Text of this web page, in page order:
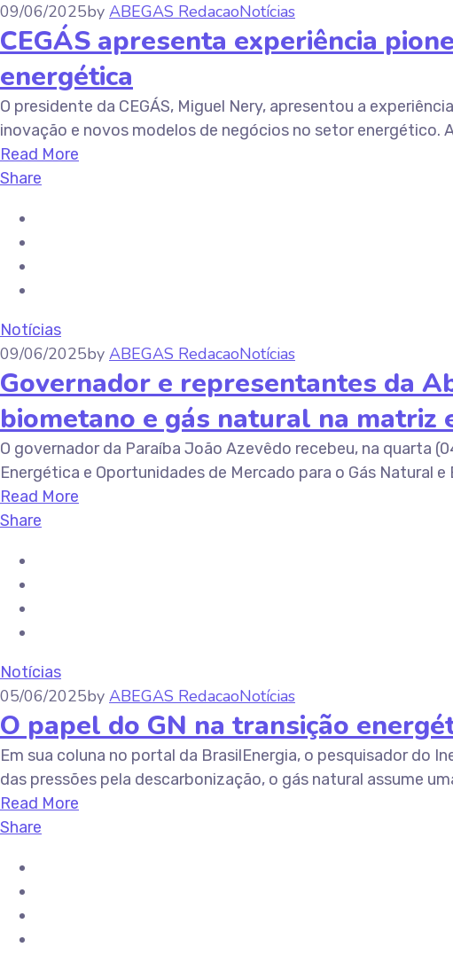
09/06/2025by ABEGAS RedacaoNotícias
CEGÁS apresenta experiência
energética
O presidente da CEGÁS, Miguel Nery, apresentou a
inovação e novos modelos de negócios no setor energético.
Read More
Share
Notícias
09/06/2025by ABEGAS RedacaoNotícias
Governador e representantes da
biometano e gás natural na matriz
O governador da Paraíba João Azevêdo recebeu, na quarta
Energética e Oportunidades de Mercado para o Gás Natural
Read More
Share
Notícias
05/06/2025by ABEGAS RedacaoNotícias
O papel do GN na transição
Em sua coluna no portal da BrasilEnergia, o pesquisador do
das pressões pela descarbonização, o gás natural assume
Read More
Share